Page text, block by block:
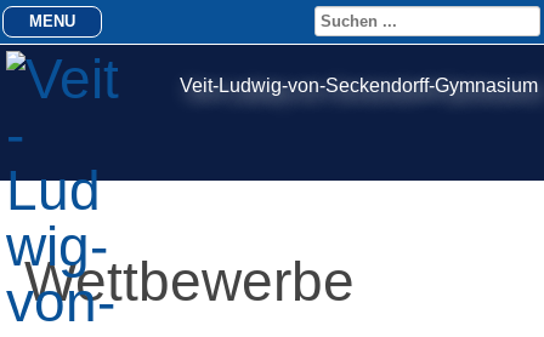
Veit-Ludwig-von-Seckendorff-Gymnasium
MENU
Wettbewerbe